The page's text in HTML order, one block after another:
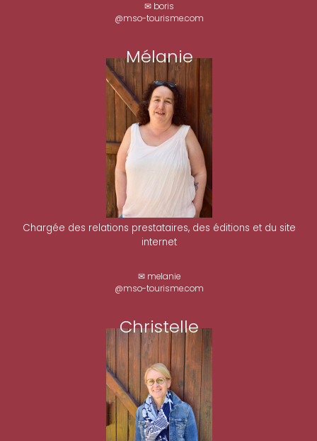
✉ boris
@mso-tourisme.com
Mélanie
Chargée des relations prestataires, des éditions et du site
internet
✉ melanie
@mso-tourisme.com
Christelle